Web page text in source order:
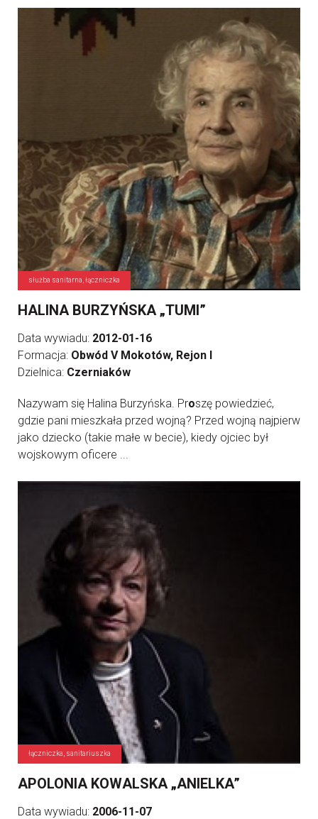
służba sanitarna, łączniczka
HALINA BURZYŃSKA „TUMI”
Data wywiadu: 2012-01-16
Formacja: Obwód V Mokotów, Rejon I
Dzielnica: Czerniaków
Nazywam się Halina Burzyńska. Proszę powiedzieć,
gdzie pani mieszkała przed wojną? Przed wojną najpierw
jako dziecko (takie małe w becie), kiedy ojciec był
wojskowym oficere ...
łączniczka, sanitariuszka
APOLONIA KOWALSKA „ANIELKA”
Data wywiadu: 2006-11-07